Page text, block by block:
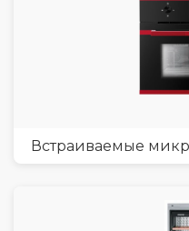
Встраиваемые